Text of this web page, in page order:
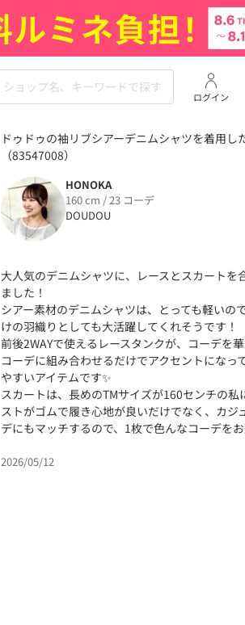
ログイン
ドゥドゥの袖リブシアーデニムシャツを着用し
（83547008）
HONOKA
160 cm / 23 コーデ
DOUDOU
大人気のデニムシャツに、レースとスカートを
ました！
シアー素材のデニムシャツは、とっても軽いの
けの羽織りとしても大活躍してくれそうです！
前後2WAYで使えるレースタンクが、コーデを
コーデに組み合わせるだけでアクセントになっ
やすいアイテムです✨️
スカートは、長めのTMサイズが160センチの
ストがゴムで履き心地が良いだけでなく、カジ
デにもマッチするので、1枚で色んなコーデを
2026/05/12